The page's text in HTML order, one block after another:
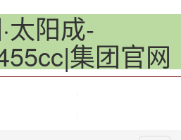
太阳成-
集团官网